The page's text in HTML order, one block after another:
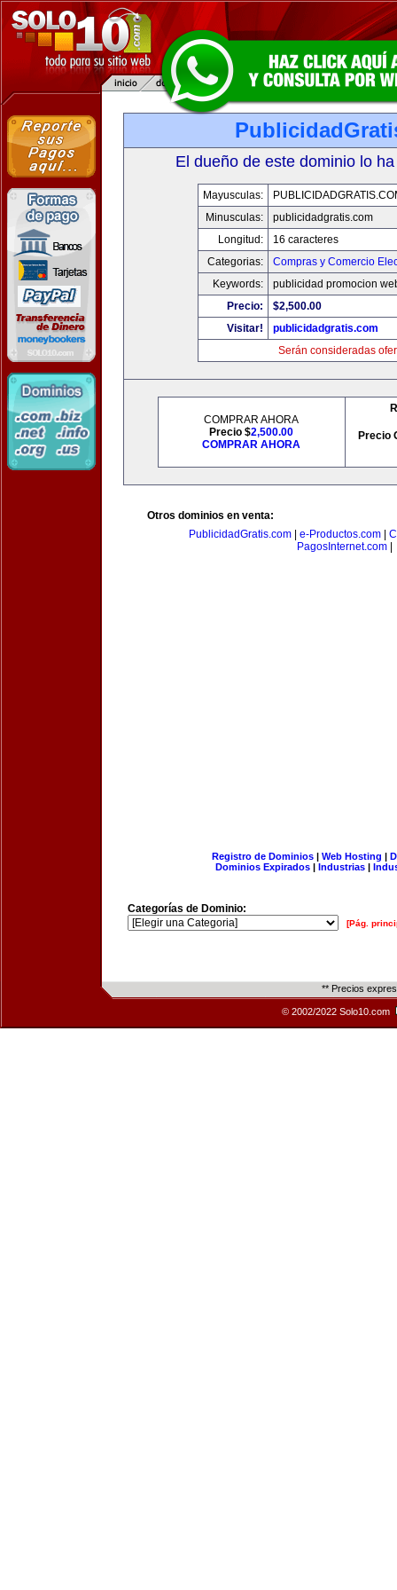
El dueño de este dominio lo
Mayusculas:
Minusculas:
publicidadgratis.com
Longitud:
16 caracteres
Categorias:
Compras y Comercio
Keywords:
publicidad promocion
Precio:
$2,500.00
Visitar!
publicidadgratis.com
Serán consideradas
COMPRAR AHORA
Precio $2,500.00
COMPRAR AHORA
Precio
Otros dominios en venta:
PublicidadGratis.com
e-Productos.com
PagosInternet.com
Registro de Dominios| Web Hosting |
Dominios Expirados | Industrias |
Categorías de Dominio:
[Pág.
** Precios
© 2002/2022 Solo10.com